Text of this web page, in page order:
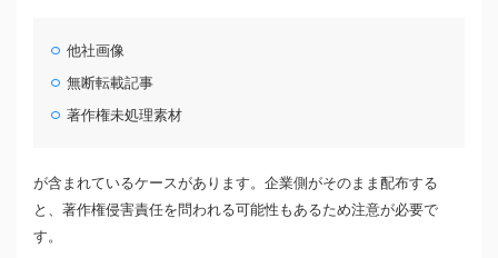
他社画像
無断転載記事
著作権未処理素材
が含まれているケースがあります。企業側がそのまま配布する
と、著作権侵害責任を問われる可能性もあるため注意が必要で
す。